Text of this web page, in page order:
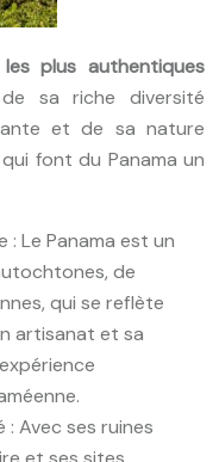
plus authentiques
sa riche diversité
et de sa nature
font du Panama un
Le Panama est un
de
qui se reflète
artisanat et sa
Avec ses ruines